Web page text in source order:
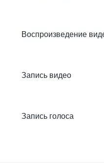
Воспроизведение
Запись видео
Запись голоса